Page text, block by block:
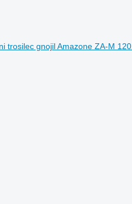
trosilec gnojil Amazone ZA-M